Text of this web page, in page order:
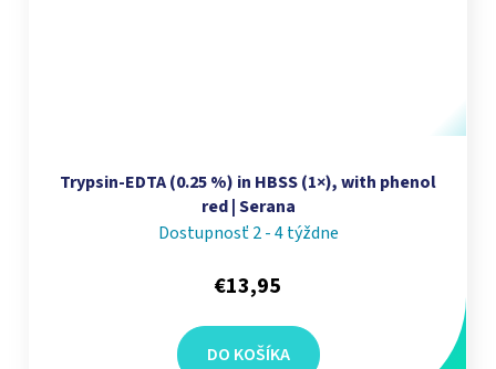
Trypsin-EDTA (0.25 %) in HBSS (1×), with phenol
red | Serana
Dostupnosť 2 - 4 týždne
€13,95
DO KOŠÍKA